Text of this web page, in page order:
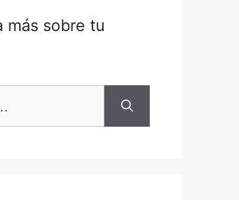
más sobre tu